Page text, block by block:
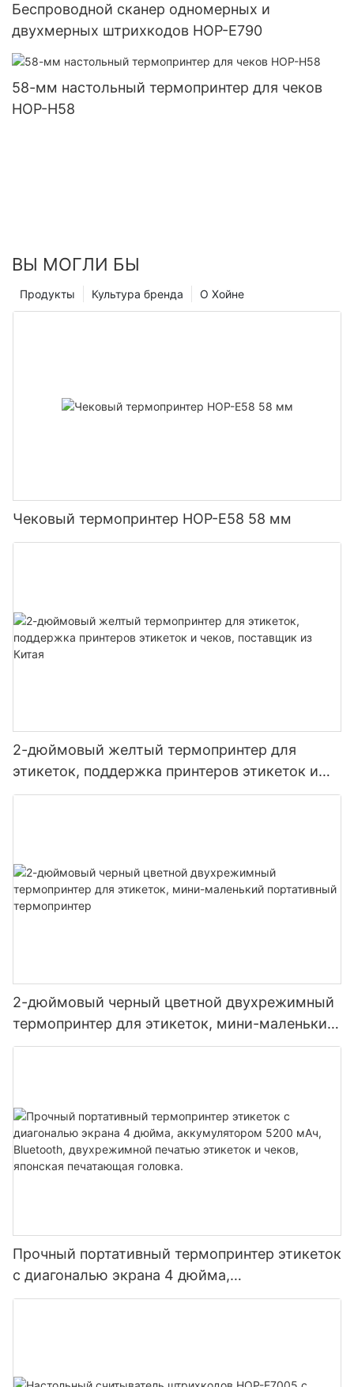
Беспроводной сканер одномерных и
двухмерных штрихкодов HOP-E790
58-мм настольный термопринтер для чеков
HOP-H58
ВЫ МОГЛИ БЫ
О Хойне
Культура бренда
Продукты
Чековый термопринтер HOP-E58 58 мм
2-дюймовый желтый термопринтер для
этикеток, поддержка принтеров этикеток и
чеков, поставщик из Китая
2-дюймовый черный цветной двухрежимный
термопринтер для этикеток, мини-маленький
портативный термопринтер
Прочный портативный термопринтер этикеток
с диагональю экрана 4 дюйма,
аккумулятором 5200 мАч, Bluetooth,